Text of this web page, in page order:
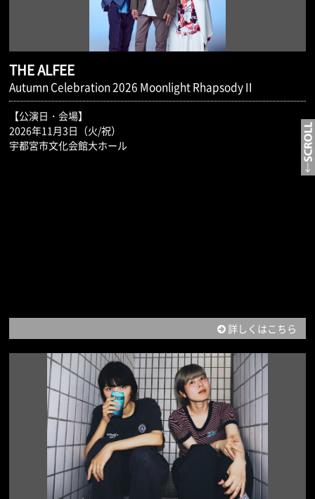
THE ALFEE
Autumn Celebration 2026 Moonlight Rhapsody II
【公演日・会場】
2026年11月3日（火/祝）
宇都宮市文化会館大ホール
詳しくはこちら